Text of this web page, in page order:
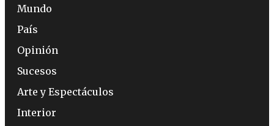
Mundo
País
Opinión
Sucesos
Arte y Espectáculos
Interior